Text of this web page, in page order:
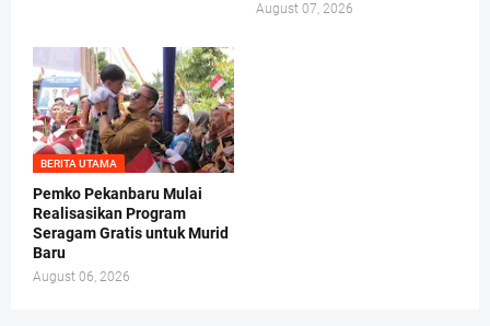
August 07, 2026
BERITA UTAMA
Pemko Pekanbaru Mulai
Realisasikan Program
Seragam Gratis untuk Murid
Baru
August 06, 2026